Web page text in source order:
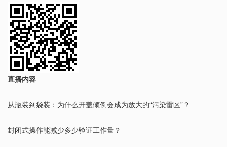
直播内容
从瓶装到袋装：为什么开盖倾倒会成为放大的“污染雷区”？
封闭式操作能减少多少验证工作量？